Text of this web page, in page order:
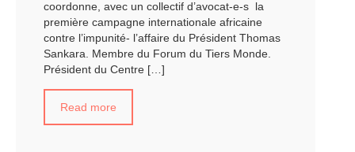
coordonne, avec un collectif d’avocat-e-s la
première campagne internationale africaine
contre l’impunité- l’affaire du Président Thomas
Sankara. Membre du Forum du Tiers Monde.
Président du Centre […]
Read more